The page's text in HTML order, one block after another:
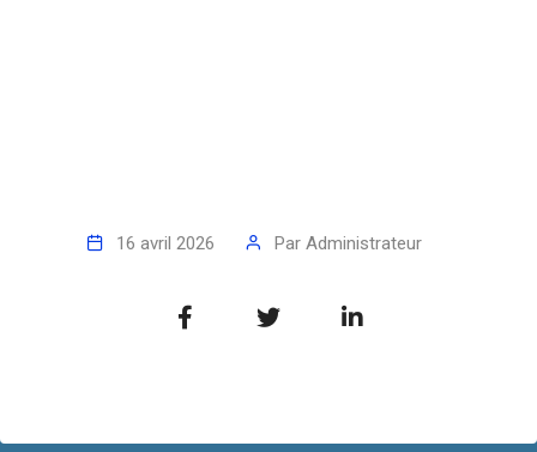
16 avril 2026 Par Administrateur